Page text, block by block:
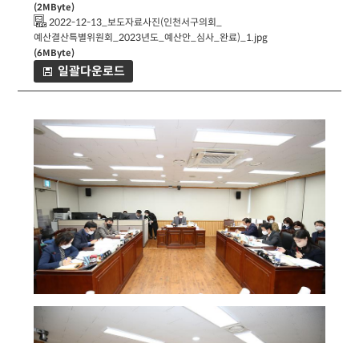
(2MByte)
2022-12-13_보도자료사진(인천서구의회_
예산결산특별위원회_2023년도_예산안_심사_완료)_1.jpg
(6MByte)
일괄다운로드